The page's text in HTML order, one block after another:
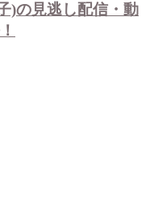
)の見逃し配信・動